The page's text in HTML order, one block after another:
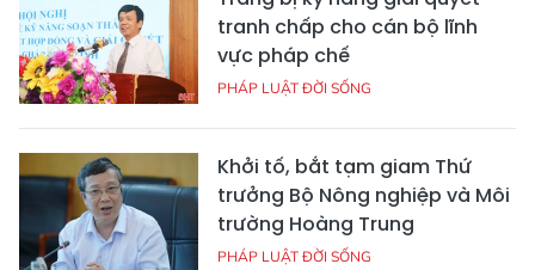
tranh chấp cho cán bộ lĩnh
vực pháp chế
PHÁP LUẬT ĐỜI SỐNG
Khởi tố, bắt tạm giam Thứ
trưởng Bộ Nông nghiệp và Môi
trường Hoàng Trung
PHÁP LUẬT ĐỜI SỐNG